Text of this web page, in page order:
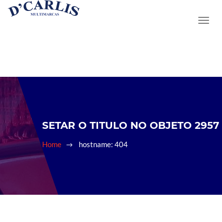
SETAR O TITULO NO OBJETO 2957
Home hostname: 404